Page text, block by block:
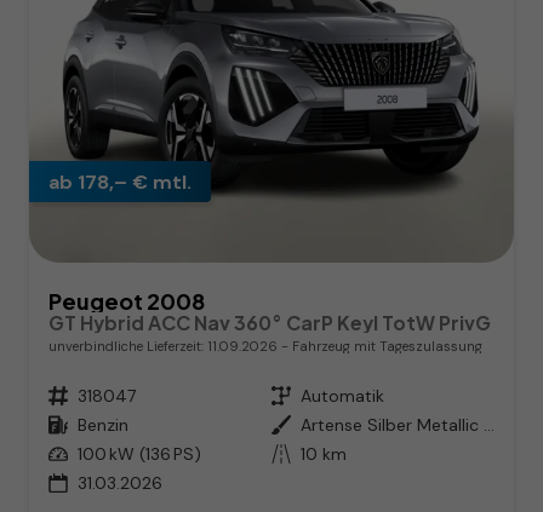
ab 178,– € mtl.
Peugeot 2008
GT Hybrid ACC Nav 360° CarP Keyl TotW PrivG
unverbindliche Lieferzeit: 11.09.2026 Fahrzeug mit Tageszulassung
Fahrzeugnr. 318047 Getriebe Automatik
Kraftstoff Benzin Außenfarbe
Artense Silber Metallic / Dach i
Leistung 100 kW (136 PS) Kilometerstand 10 km
31.03.2026